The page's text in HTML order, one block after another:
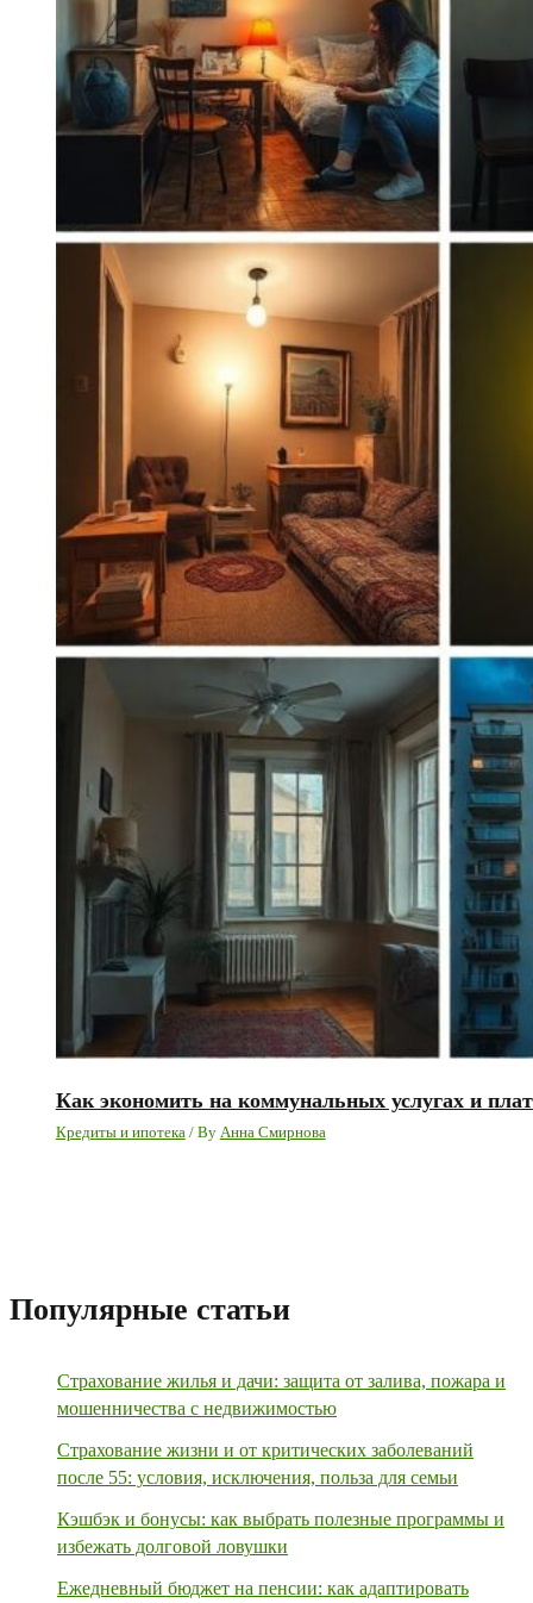
Как экономить на коммунальных услугах и
Кредиты и ипотека/ By Анна Смирнова
Популярные статьи
Страхование жилья и дачи: защита от залива, пожара и
мошенничества с недвижимостью
Страхование жизни и от критических заболеваний
после 55: условия, исключения, польза для семьи
Кэшбэк и бонусы: как выбрать полезные программы и
избежать долговой ловушки
Ежедневный бюджет на пенсии: как адаптировать